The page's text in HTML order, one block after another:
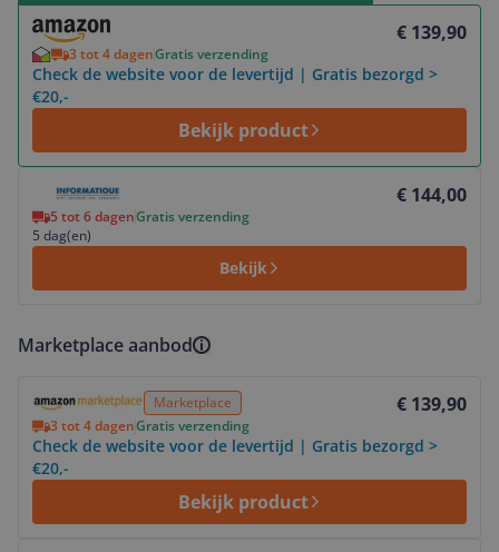
€ 139,90
3 tot 4 dagenGratis verzending
Check de website voor de levertijd | Gratis bezorgd >
€20,-
Bekijk product
€ 144,00
5 tot 6 dagenGratis verzending
5 dag(en)
Bekijk
Marketplace aanbod
Marketplace € 139,90
3 tot 4 dagenGratis verzending
Check de website voor de levertijd | Gratis bezorgd >
€20,-
Bekijk product